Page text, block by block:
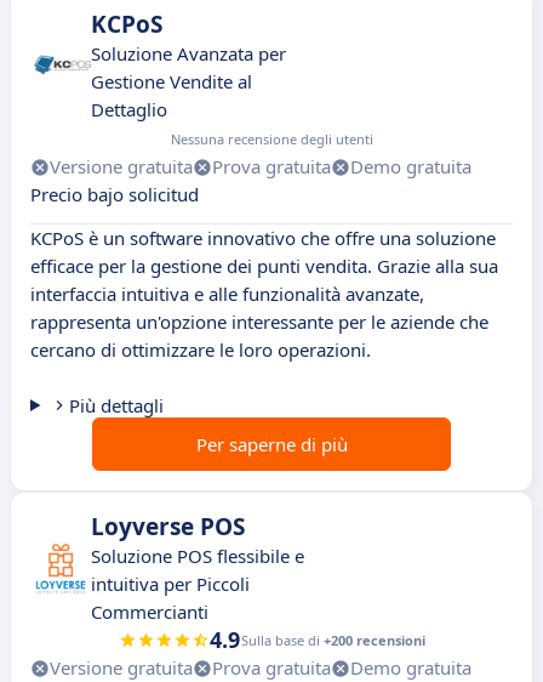
KCPoS
Soluzione Avanzata per
Gestione Vendite al
Dettaglio
Nessuna recensione degli utenti
Versione gratuita Prova gratuita
Demo gratuita
Precio bajo solicitud
KCPoS è un software innovativo che offre una soluzione
efficace per la gestione dei punti vendita. Grazie alla sua
interfaccia intuitiva e alle funzionalità avanzate,
rappresenta un'opzione interessante per le aziende che
cercano di ottimizzare le loro operazioni.
Più dettagli
Per saperne di più
Loyverse POS
Soluzione POS flessibile e
intuitiva per Piccoli
Commercianti
4.9Sulla base di +200 recensioni
Versione gratuita Prova gratuita
Demo gratuita